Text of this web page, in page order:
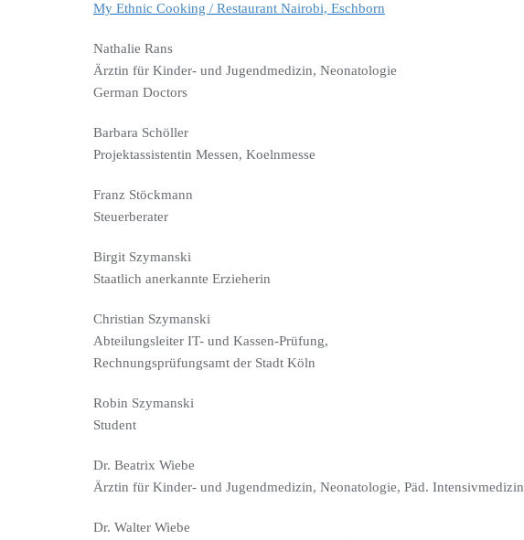
My Ethnic Cooking / Restaurant Nairobi, Eschborn
Nathalie Rans
Ärztin für Kinder- und Jugendmedizin, Neonatologie
German Doctors
Barbara Schöller
Projektassistentin Messen, Koelnmesse
Franz Stöckmann
Steuerberater
Birgit Szymanski
Staatlich anerkannte Erzieherin
Christian Szymanski
Abteilungsleiter IT- und Kassen-Prüfung,
Rechnungsprüfungsamt der Stadt Köln
Robin Szymanski
Student
Dr. Beatrix Wiebe
Ärztin für Kinder- und Jugendmedizin, Neonatologie, Päd. Intensivmedizin
Dr. Walter Wiebe